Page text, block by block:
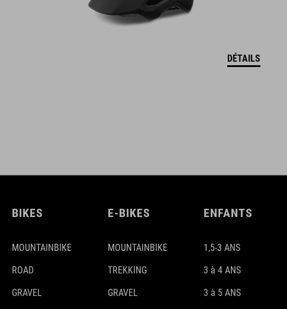
DÉTAILS
BIKES
MOUNTAINBIKE
ROAD
GRAVEL
E-BIKES
MOUNTAINBIKE
TREKKING
GRAVEL
ENFANTS
1,5-3 ANS
3 à 4 ANS
3 à 5 ANS